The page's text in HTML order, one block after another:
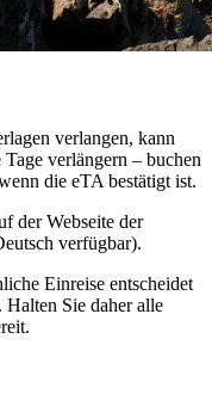
verlangen, kann
verlängern – buchen
die eTA bestätigt ist.
der Webseite der
verfügbar).
Einreise entscheidet
Halten Sie daher alle